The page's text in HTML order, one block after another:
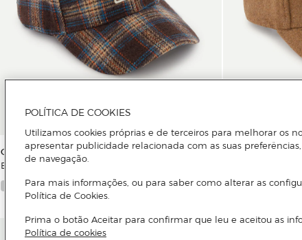
Green Coast
Boné Inicial
Adicionar
Easy Wear
POLÍTICA DE COOKIES
Utilizamos cookies próprias e de terceiros para melhorar os
apresentar publicidade relacionada com as suas
de navegação.
Para mais informações, ou para saber como alterar as
Política de Cookies.
Prima o botão Aceitar para confirmar que leu e aceitou as
Política de cookies